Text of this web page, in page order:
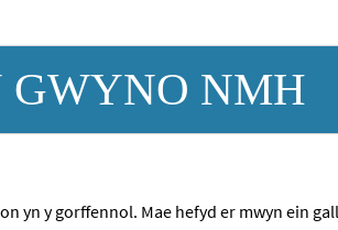
GWYNO NMH
yn y gorffennol. Mae hefyd er mwyn ein